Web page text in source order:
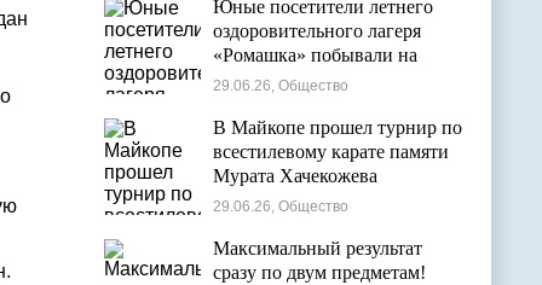
Юные посетители летнего
оздоровительного лагеря
«Ромашка» побывали на
экскурсии в Дондуковском
29.06.26, Общество
В Майкопе прошел турнир по
всестилевому карате памяти
Мурата Хачекожева
29.06.26, Общество
Максимальный результат
сразу по двум предметам!